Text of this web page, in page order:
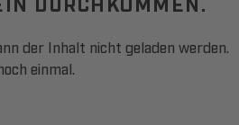
der Inhalt nicht geladen werden.
einmal.